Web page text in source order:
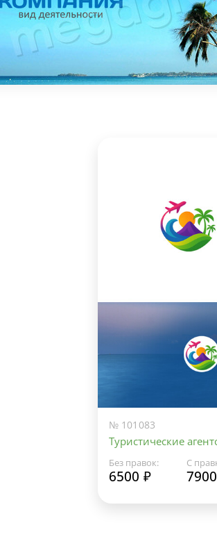
№ 101083
Туристические
Без правок:
6500 ₽
С